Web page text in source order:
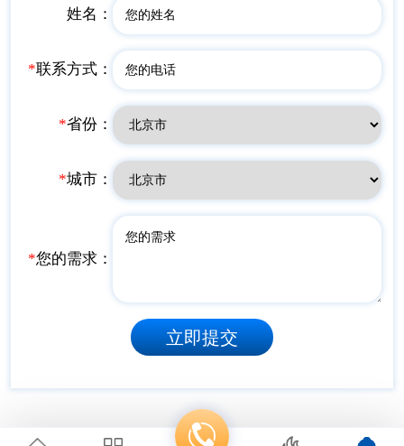
姓名：
*联系方式：
*省份：
*城市：
*您的需求：
立即提交